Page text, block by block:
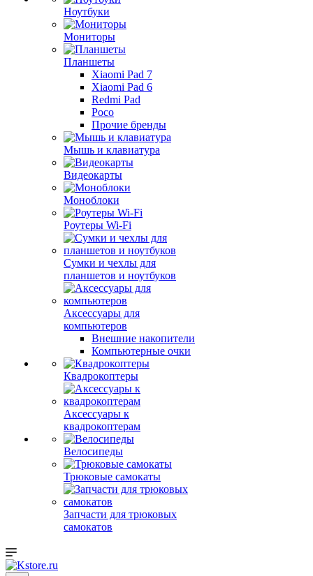
Ноутбуки
Мониторы
Планшеты
Xiaomi Pad 7
Xiaomi Pad 6
Redmi Pad
Poco
Прочие бренды
Мышь и клавиатура
Видеокарты
Моноблоки
Роутеры Wi-Fi
Сумки и чехлы для
планшетов и ноутбуков
Аксессуары для
компьютеров
Внешние накопители
Компьютерные очки
Квадрокоптеры
Аксессуары к
квадрокоптерам
Велосипеды
Трюковые самокаты
Запчасти для трюковых
самокатов